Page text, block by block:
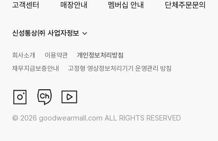
고객센터 매장안내 멤버십 안내 단체주문문의
신성통상㈜ 사업자정보
회사소개 이용약관
개인정보처리방침
채무지급보증안내
고정형 영상정보처리기기 운영관리 방침
© 2026 goodwearmall.com ALL RIGHTS RESERVED